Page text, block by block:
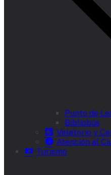
Punto de
Bibliobús
Velatorio y
Atención al
Turismo